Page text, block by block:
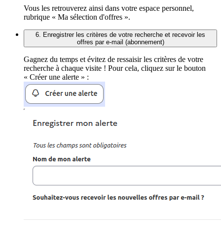
Vous les retrouverez ainsi dans votre espace personnel,
rubrique « Ma sélection d'offres ».
6. Enregistrer les critères de votre recherche et recevoir les
offres par e-mail (abonnement)
Gagnez du temps et évitez de ressaisir les critères de votre
recherche à chaque visite ! Pour cela, cliquez sur le bouton
« Créer une alerte » :